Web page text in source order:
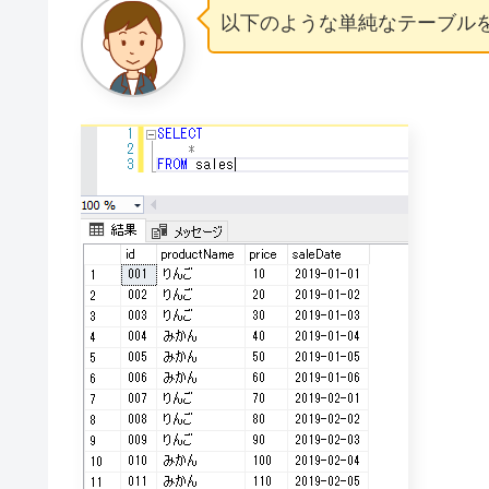
以下のような単純なテーブル